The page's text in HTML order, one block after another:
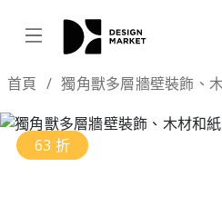
首頁 獨角獸多層牆壁裝飾、
63 折